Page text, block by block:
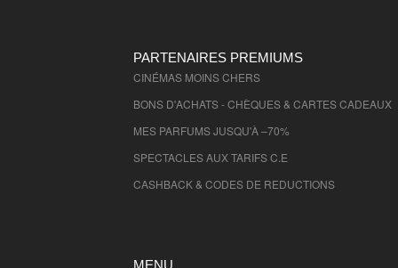
Tarn - 81000 , (fr)
Tarn et Garonne
Var - 83000 , (fr)
Vaucluse - 84000 , (fr)
PARTENAIRES PREMIUMS
CINÉMAS MOINS CHERS
BONS D'ACHATS - CHÈQUES & CARTES CADEAUX
MES PARFUMS JUSQU'À –70%
SPECTACLES AUX TARIFS C.E
CASHBACK & CODES DE REDUCTIONS
MENU